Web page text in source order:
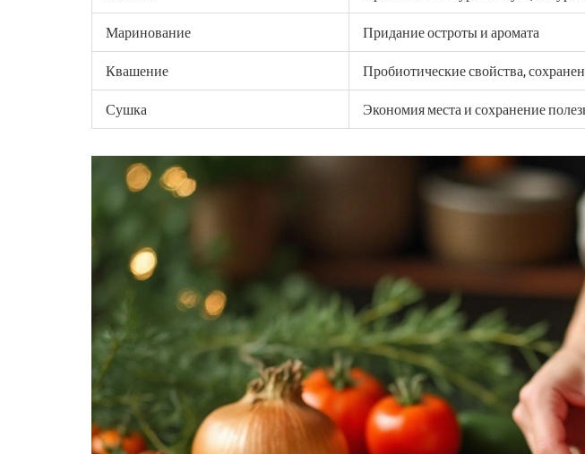
Маринование
Придание остроты и аромата
Квашение
Пробиотические свойства,
Сушка
Экономия места и сохранение